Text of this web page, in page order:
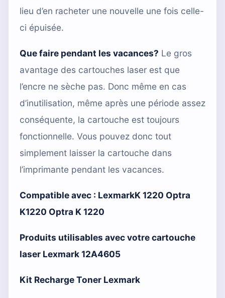
lieu d’en racheter une nouvelle une fois celle-
ci épuisée.
Que faire pendant les vacances? Le gros
avantage des cartouches laser est que
l’encre ne sèche pas. Donc même en cas
d’inutilisation, même après une période assez
conséquente, la cartouche est toujours
fonctionnelle. Vous pouvez donc tout
simplement laisser la cartouche dans
l’imprimante pendant les vacances.
Compatible avec : LexmarkK 1220 Optra
K1220 Optra K 1220
Produits utilisables avec votre cartouche
laser Lexmark 12A4605
Kit Recharge Toner Lexmark